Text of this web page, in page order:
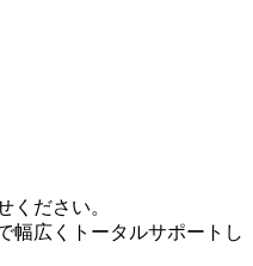
ください。
幅広くトータルサポートし